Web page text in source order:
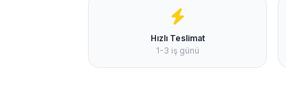
Hızlı Teslimat
1-3 iş günü